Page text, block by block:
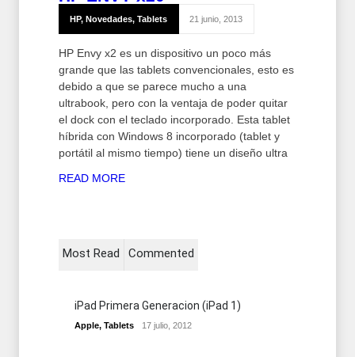
HP, Novedades, Tablets 21 junio, 2013
HP Envy x2 es un dispositivo un poco más
grande que las tablets convencionales, esto es
debido a que se parece mucho a una
ultrabook, pero con la ventaja de poder quitar
el dock con el teclado incorporado. Esta tablet
híbrida con Windows 8 incorporado (tablet y
portátil al mismo tiempo) tiene un diseño ultra
READ MORE
Most Read Commented
iPad Primera Generacion (iPad 1)
Apple, Tablets 17 julio, 2012